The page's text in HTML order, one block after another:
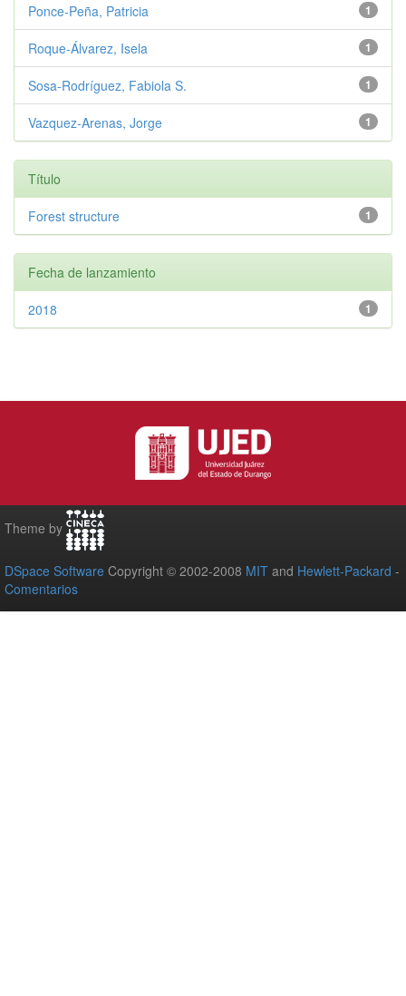
1
Ponce-Peña, Patricia
1
Roque-Álvarez, Isela
1
Sosa-Rodríguez, Fabiola S.
1
Vazquez-Arenas, Jorge
Título
1
Forest structure
Fecha de lanzamiento
1
2018
Theme by
DSpace Software Copyright © 2002-2008 MIT and Hewlett-Packard -
Comentarios